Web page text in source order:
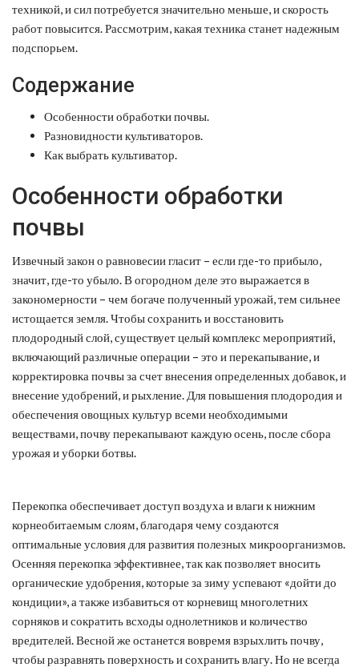
техникой, и сил потребуется значительно меньше, и скорость
работ повысится. Рассмотрим, какая техника станет надежным
подспорьем.
Содержание
Особенности обработки почвы.
Разновидности культиваторов.
Как выбрать культиватор.
Особенности обработки
почвы
Извечный закон о равновесии гласит – если где-то прибыло,
значит, где-то убыло. В огородном деле это выражается в
закономерности – чем богаче полученный урожай, тем сильнее
истощается земля. Чтобы сохранить и восстановить
плодородный слой, существует целый комплекс мероприятий,
включающий различные операции – это и перекапывание, и
корректировка почвы за счет внесения определенных добавок, и
внесение удобрений, и рыхление. Для повышения плодородия и
обеспечения овощных культур всеми необходимыми
веществами, почву перекапывают каждую осень, после сбора
урожая и уборки ботвы.
Перекопка обеспечивает доступ воздуха и влаги к нижним
корнеобитаемым слоям, благодаря чему создаются
оптимальные условия для развития полезных микроорганизмов.
Осенняя перекопка эффективнее, так как позволяет вносить
органические удобрения, которые за зиму успевают «дойти до
кондиции», а также избавиться от корневищ многолетних
сорняков и сократить всходы однолетников и количество
вредителей. Весной же останется вовремя взрыхлить почву,
чтобы разравнять поверхность и сохранить влагу. Но не всегда